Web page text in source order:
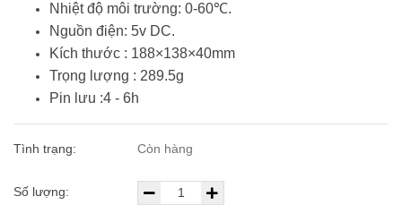
Nhiệt độ môi trường: 0-60℃.
Nguồn điện: 5v DC.
Kích thước : 188×138×40mm
Trọng lượng : 289.5g
Pin lưu :4 - 6h
Tình trạng: Còn hàng
Số lượng: